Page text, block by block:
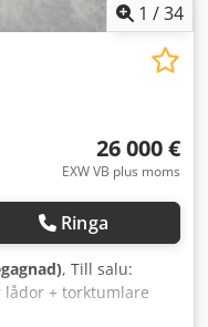
1 /34
26 000 €
EXW VB plus moms
Ringa
, Till salu:
lådor + torktumlare
för lådor +